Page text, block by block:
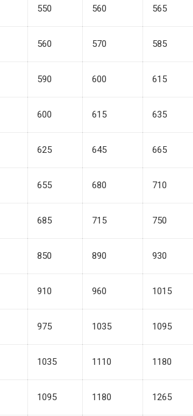
550 560 565
560 570 585
590 600 615
600 615 635
625 645 665
655 680 710
685 715 750
850 890 930
910 960 1015
975 1035 1095
1035 1110 1180
1095 1180 1265